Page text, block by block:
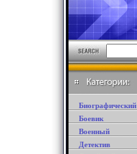
Биографический
Боевик
Военный
Детектив